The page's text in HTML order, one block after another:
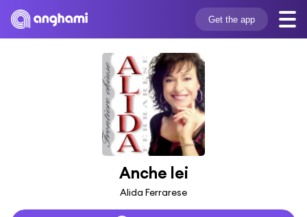
Get the app
Anche lei
Alida Ferrarese